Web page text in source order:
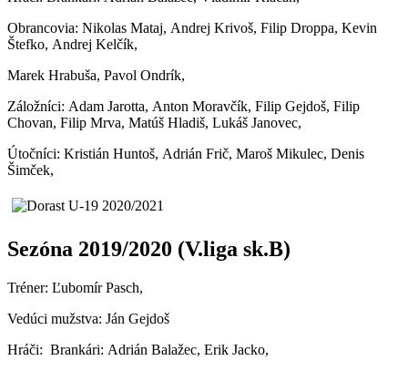
Obrancovia: Nikolas Mataj, Andrej Krivoš, Filip Droppa, Kevin
Štefko, Andrej Kelčík,
Marek Hrabuša, Pavol Ondrík,
Záložníci: Adam Jarotta, Anton Moravčík, Filip Gejdoš, Filip
Chovan, Filip Mrva, Matúš Hladiš, Lukáš Janovec,
Útočníci: Kristián Huntoš, Adrián Frič, Maroš Mikulec, Denis
Šimček,
Sezóna 2019/2020 (V.liga sk.B)
Tréner: Ľubomír Pasch,
Vedúci mužstva: Ján Gejdoš
Hráči: Brankári: Adrián Balažec, Erik Jacko,